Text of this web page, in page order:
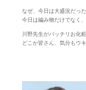
なぜ、今日は大盛況だった
今日は編み物だけでなく
川野先生がバッチリお化
どこか皆さん、気分もウ